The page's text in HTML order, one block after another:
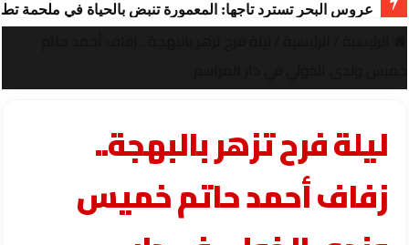
عروس البحر تسترد تاجها: المعمورة تنبض بالحياة في ملحمة
ليلة فرح تزهر بالبهجة..
زفاف أحمد حاتم خميس